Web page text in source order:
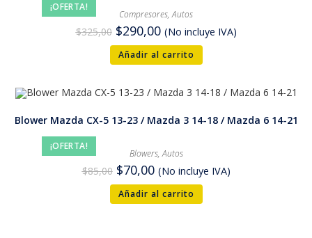
¡OFERTA!
Compresores,Autos
$325,00 $290,00 (No incluye IVA)
Añadir al carrito
¡OFERTA!
Blower Mazda CX-5 13-23 / Mazda 3 14-18 / Mazda 6 14-21
Blowers,Autos
$85,00 $70,00 (No incluye IVA)
Añadir al carrito